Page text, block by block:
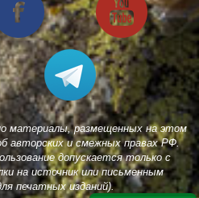
материалы, размещенных на этом
авторских и смежных правах РФ.
допускается только с
на источник или письменным
печатных изданий).